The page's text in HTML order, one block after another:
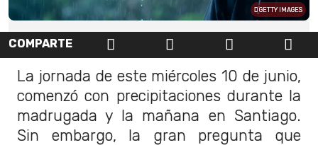
GETTY IMAGES
COMPARTE
La jornada de este miércoles 10 de junio,
comenzó con precipitaciones durante la
madrugada y la mañana en Santiago.
Sin embargo, la gran pregunta que